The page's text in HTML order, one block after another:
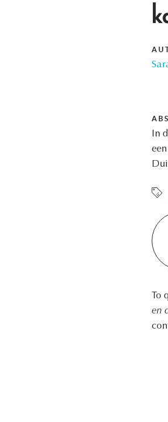
In
To
en